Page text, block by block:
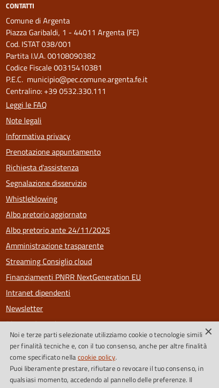
CONTATTI
Comune di Argenta
Piazza Garibaldi, 1 - 44011 Argenta (FE)
Cod. ISTAT 038/001
Partita I.V.A. 00108090382
Codice Fiscale 00315410381
P.E.C. municipio@pec.comune.argenta.fe.it
Centralino: +39 0532.330.111
Leggi le FAQ
Note legali
Informativa privacy
Prenotazione appuntamento
Richiesta d'assistenza
Segnalazione disservizio
Whistleblowing
Albo pretorio aggiornato
Albo pretorio ante 24/11/2025
Amministrazione trasparente
Streaming Consiglio cloud
Finanziamenti PNRR NextGeneration EU
Intranet dipendenti
Newsletter
Riconoscimenti
PagoPa
SEGUICI SU
×
Noi e terze parti selezionate utilizziamo cookie o tecnologie simili
per finalità tecniche e, con il tuo consenso, anche per altre finalità
come specificato nellacookie policy.
Puoi liberamente prestare, rifiutare o revocare il tuo consenso, in
qualsiasi momento, accedendo al pannello delle preferenze. Il